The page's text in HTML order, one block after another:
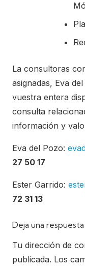
La consultoras
asignadas, Eva
vuestra entera
consulta
información y
Eva del Pozo:
27 50 17
Ester Garrido:
72 31 13
Deja una respuesta
Tu dirección de
publicada. Los